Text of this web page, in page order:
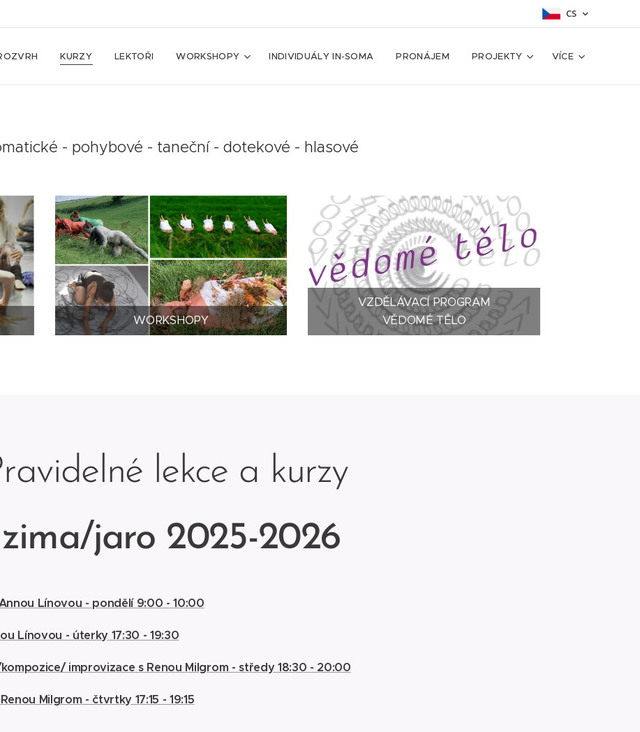
CS
KURZY LEKTOŘI WORKSHOPY INDIVIDUÁLY IN-SOMA PRONÁJEM PROJEKTY VÍCE
- pohybové - taneční - dotekové - hlasové
WORKSHOPY
VZDĚLÁVACÍ PROGRAM
VĚDOMÉ TĚLO
lekce a kurzy
zima/jaro 2025-2026
Annou Línovou - pondělí 9:00 - 10:00
Línovou - úterky 17:30 - 19:30
kompozice/ improvizace s Renou Milgrom - středy 18:30 - 20:00
Milgrom - čtvrtky 17:15 - 19:15